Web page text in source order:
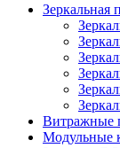
Зеркальная
Витражные
Модульные